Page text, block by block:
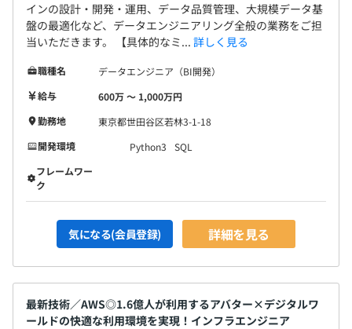
クライアント40％、サーバサイド30％、フロント10名、
インフラ10名、ビリング6名、その他
平均5名～20名で開発をおこなっております。
1プロジェクトの単位期間はおよそ6カ月〜1年くらいで
す。
インの設計・開発・運用、データ品質管理、大規模データ基
盤の最適化など、データエンジニアリング全般の業務をご担
当いただきます。 【具体的なミ... 詳しく見る
職種名
データエンジニア（BI開発）
給与
600万 〜 1,000万円
勤務地
東京都世田谷区若林3-1-18
開発環境
Python3
SQL
フレームワー
ク
気になる(会員登録) 詳細を見る
最新技術／AWS◎1.6億人が利用するアバター×デジタルワ
ールドの快適な利用環境を実現！インフラエンジニア